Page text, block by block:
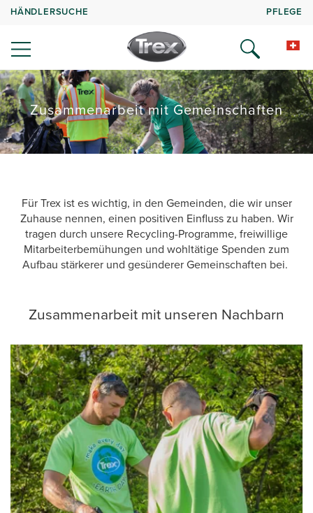
HÄNDLERSUCHE PFLEGE
Zusammenarbeit mit Gemeinschaften
Für Trex ist es wichtig, in den Gemeinden, die wir unser
Zuhause nennen, einen positiven Einfluss zu haben. Wir
tragen durch unsere Recycling-Programme, freiwillige
Mitarbeiterbemühungen und wohltätige Spenden zum
Aufbau stärkerer und gesünderer Gemeinschaften bei.
Zusammenarbeit mit unseren Nachbarn